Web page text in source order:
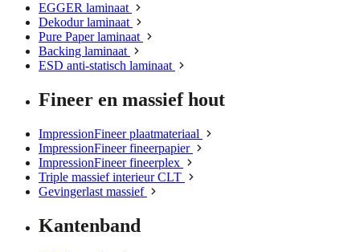
EGGER laminaat
Dekodur laminaat
Pure Paper laminaat
Backing laminaat
ESD anti-statisch laminaat
Fineer en massief hout
ImpressionFineer plaatmateriaal
ImpressionFineer fineerpapier
ImpressionFineer fineerplex
Triple massief interieur CLT
Gevingerlast massief
Kantenband